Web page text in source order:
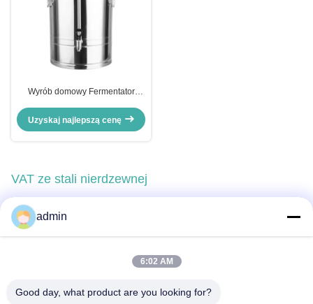
Wyrób domowy Fermentator
OEM Zbiornik fermentacyjny z
rurą
Uzyskaj najlepszą cenę
VAT ze stali nierdzewnej
Adres
admin
6:02 AM
Good day, what product are you looking for?